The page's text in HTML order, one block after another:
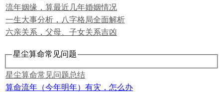
流年姻缘，算最近几年婚姻情况
一生大事分析，八字格局全面解析
六亲关系，父母、子女关系吉凶
星尘算命常见问题
星尘算命常见问题总结
算命流年（今年明年）有灾，怎么办